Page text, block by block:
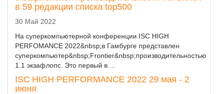
в 59 редакции списка top500
30 Май 2022
На суперкомпьютерной конференции ISC HIGH
PERFOMANCE 2022&nbsp;в Гамбурге представлен
суперкомпьютер&nbsp;Frontier&nbsp;производительностью
1.1 экзафлопс. Это первый в ...
ISC HIGH PERFORMANCE 2022 29 мая - 2
июня